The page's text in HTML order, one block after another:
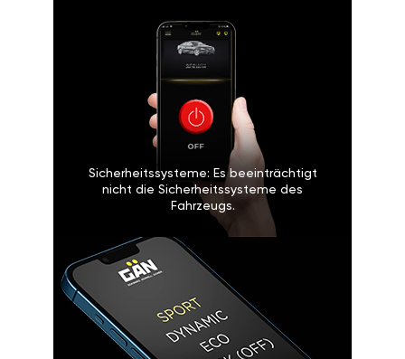
Sicherheitssysteme: Es beeinträchtigt
nicht die Sicherheitssysteme des
Fahrzeugs.
Einfache Deaktivierung: Zum Deaktivieren